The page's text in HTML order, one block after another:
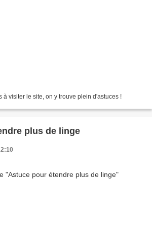
à visiter le site, on y trouve plein d'astuces !
plus de linge